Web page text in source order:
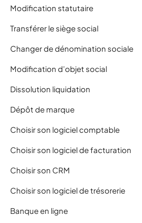
Modification statutaire
Transférer le siège social
Changer de dénomination sociale
Modification d’objet social
Dissolution liquidation
Dépôt de marque
Choisir son logiciel comptable
Choisir son logiciel de facturation
Choisir son CRM
Choisir son logiciel de trésorerie
Banque en ligne